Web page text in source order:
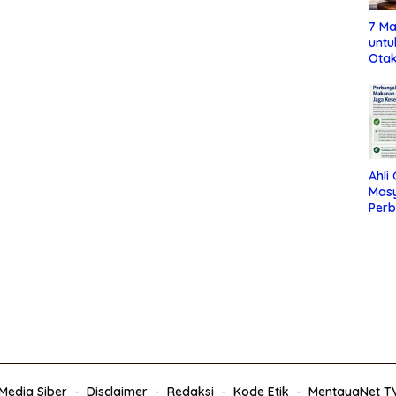
7
Ahli
Siber Disclaimer Redaksi Kode Etik MentayaNet